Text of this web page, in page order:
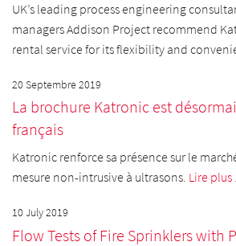
UK’s leading process engineering
managers Addison Project recommend
rental service for its flexibility and
20 Septembre 2019
La brochure Katronic est
français
Katronic renforce sa présence sur le
mesure non-intrusive à ultrasons. Lire plus
10 July 2019
Flow Tests of Fire Sprinklers with